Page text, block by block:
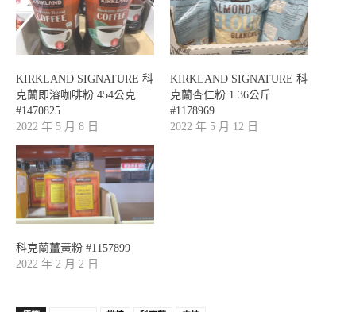
KIRKLAND SIGNATURE 科
克蘭即溶咖啡粉 454公克
#1470825
2022 年 5 月 8 日
KIRKLAND SIGNATURE 科
克蘭杏仁粉 1.36公斤
#1178969
2022 年 5 月 12 日
科克蘭薑黃粉 #1157899
2022 年 2 月 2 日